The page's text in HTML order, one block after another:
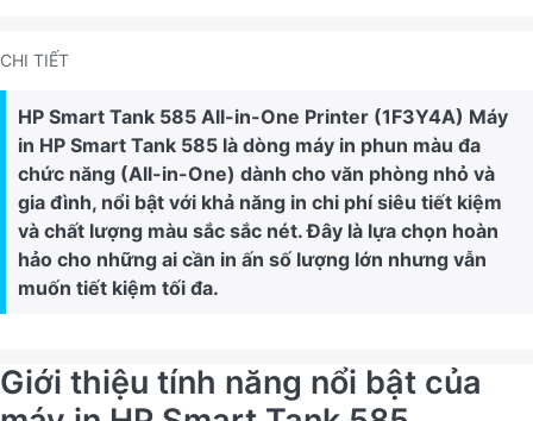
CHI TIẾT
HP Smart Tank 585 All-in-One Printer (1F3Y4A) Máy
in HP Smart Tank 585 là dòng máy in phun màu đa
chức năng (All-in-One) dành cho văn phòng nhỏ và
gia đình, nổi bật với khả năng in chi phí siêu tiết kiệm
và chất lượng màu sắc sắc nét. Đây là lựa chọn hoàn
hảo cho những ai cần in ấn số lượng lớn nhưng vẫn
muốn tiết kiệm tối đa.
Giới thiệu tính năng nổi bật của